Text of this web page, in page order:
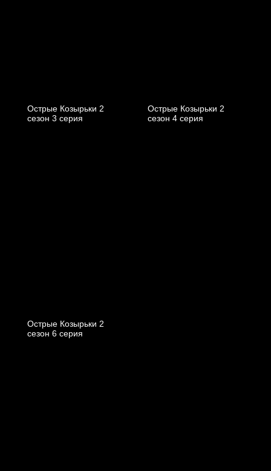
Острые Козырьки 2
cезон 3 cерия
Острые Козырьки 2
cезон 4 cерия
Острые Козырьки 2
cезон 6 cерия